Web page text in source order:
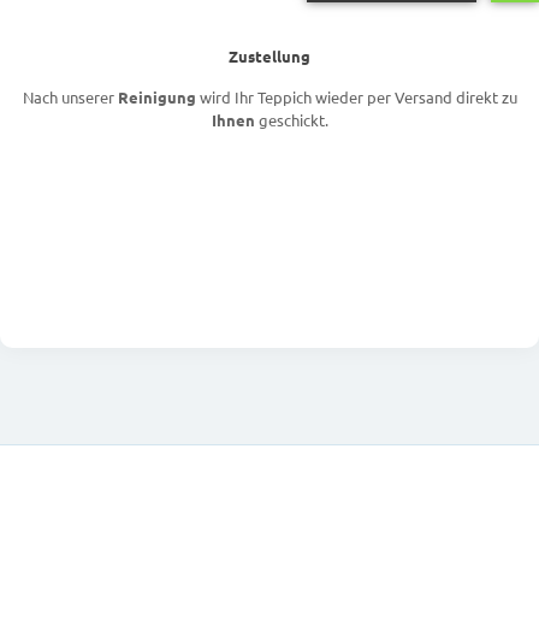
Zustellung
Nach unserer Reinigung wird Ihr Teppich wieder per Versand direkt zu
Ihnen geschickt.